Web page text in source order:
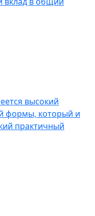
высокий
формы, который и
практичный